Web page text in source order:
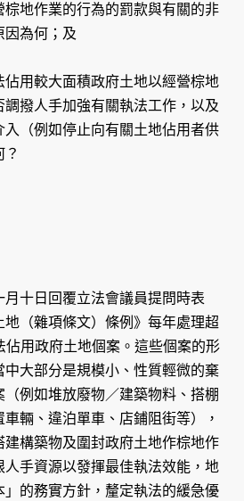
地作業的行為的罰款與有關的非
因為何；及
佔用較大面積政府土地以經營棕地
撥人手加強有關執法工作，以及
（例如停止向有關土地佔用者供
十日回覆立法會議員提問時表
（雜項條文）條例》每年處理超
佔用政府土地個案。這些個案的形
大部分是規模小、性質輕微的棄
例如堆放廢物／建築物料、搭棚
輛、違泊單車、店鋪阻街等），
構築物及圍封政府土地作棕地作
手資源以發揮最佳執法效能，地
的務實方針，釐定執法的緩急優